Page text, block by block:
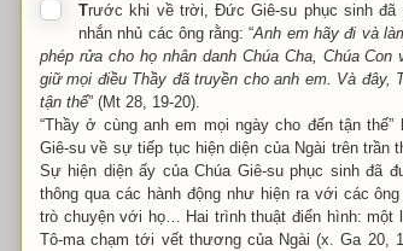
Trước khi về trời, Đức Giê-su phục sinh đã
nhắn nhủ các ông rằng: “Anh em hãy đi và
phép rửa cho họ nhân danh Chúa Cha, Chúa
giữ mọi điều Thầy đã truyền cho anh em. Và đây,
tận thế” (Mt 28, 19-20).
“Thầy ở cùng anh em mọi ngày cho đến tận
Giê-su về sự tiếp tục hiện diện của Ngài trên trần
Sự hiện diện ấy của Chúa Giê-su phục sinh đã
thông qua các hành động như hiện ra với các
trò chuyện với họ… Hai trình thuật điển hình: một
Tô-ma chạm tới vết thương của Ngài (x. Ga 20,